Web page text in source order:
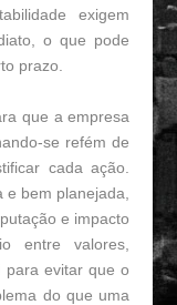
exigem
o que pode
prazo.
que a empresa
se refém de
cada ação.
bem planejada,
e impacto
entre valores,
para evitar que o
do que uma